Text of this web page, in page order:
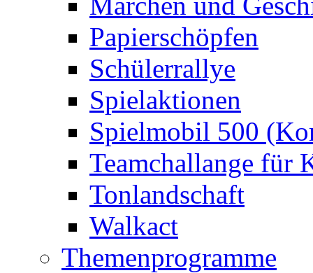
Papierschöpfen
Schülerrallye
Spielaktionen
Spielmobil 500
Teamchallange für
Tonlandschaft
Walkact
Themenprogramme